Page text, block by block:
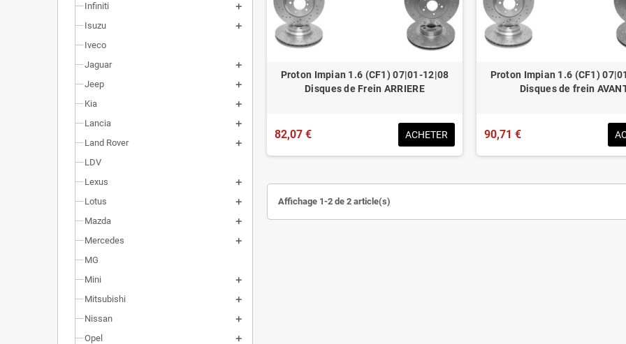
Infiniti
Isuzu
Iveco
Jaguar
Jeep
Kia
Lancia
Land Rover
LDV
Lexus
Lotus
Mazda
Mercedes
MG
Mini
Mitsubishi
Nissan
Opel
Proton Impian 1.6 (CF1) 07|01-12|08
Disques de Frein ARRIERE
82,07 € ACHETER
Proton Impian 1.6 (CF1)
Disques de frein
90,71 €
Affichage 1-2 de 2 article(s)